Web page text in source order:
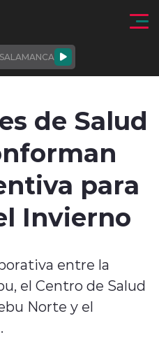
al contenido
SALAMANCA
SOMOS
de Salud
para
Invierno
entre la
el Centro de Salud
Norte y el